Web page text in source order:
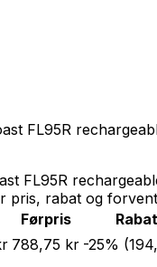
FL95R
FL95R
pris, rabat og
Førpris Rabat
788,75 kr -25% (